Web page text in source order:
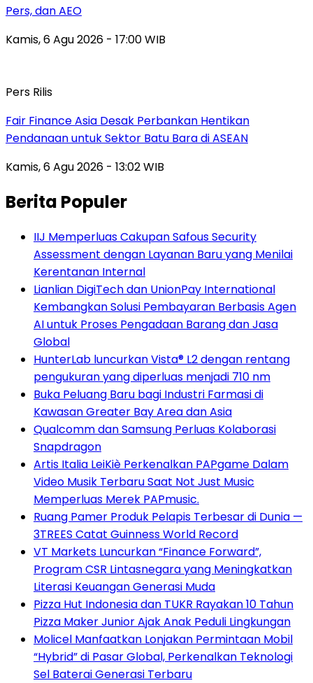
Pers, dan AEO
Kamis, 6 Agu 2026 - 17:00 WIB
Pers Rilis
Fair Finance Asia Desak Perbankan Hentikan
Pendanaan untuk Sektor Batu Bara di ASEAN
Kamis, 6 Agu 2026 - 13:02 WIB
Berita Populer
IIJ Memperluas Cakupan Safous Security
Assessment dengan Layanan Baru yang Menilai
Kerentanan Internal
Lianlian DigiTech dan UnionPay International
Kembangkan Solusi Pembayaran Berbasis Agen
AI untuk Proses Pengadaan Barang dan Jasa
Global
HunterLab luncurkan Vista® L2 dengan rentang
pengukuran yang diperluas menjadi 710 nm
Buka Peluang Baru bagi Industri Farmasi di
Kawasan Greater Bay Area dan Asia
Qualcomm dan Samsung Perluas Kolaborasi
Snapdragon
Artis Italia LeiKiè Perkenalkan PAPgame Dalam
Video Musik Terbaru Saat Not Just Music
Memperluas Merek PAPmusic.
Ruang Pamer Produk Pelapis Terbesar di Dunia —
3TREES Catat Guinness World Record
VT Markets Luncurkan “Finance Forward”,
Program CSR Lintasnegara yang Meningkatkan
Literasi Keuangan Generasi Muda
Pizza Hut Indonesia dan TUKR Rayakan 10 Tahun
Pizza Maker Junior Ajak Anak Peduli Lingkungan
Molicel Manfaatkan Lonjakan Permintaan Mobil
“Hybrid” di Pasar Global, Perkenalkan Teknologi
Sel Baterai Generasi Terbaru